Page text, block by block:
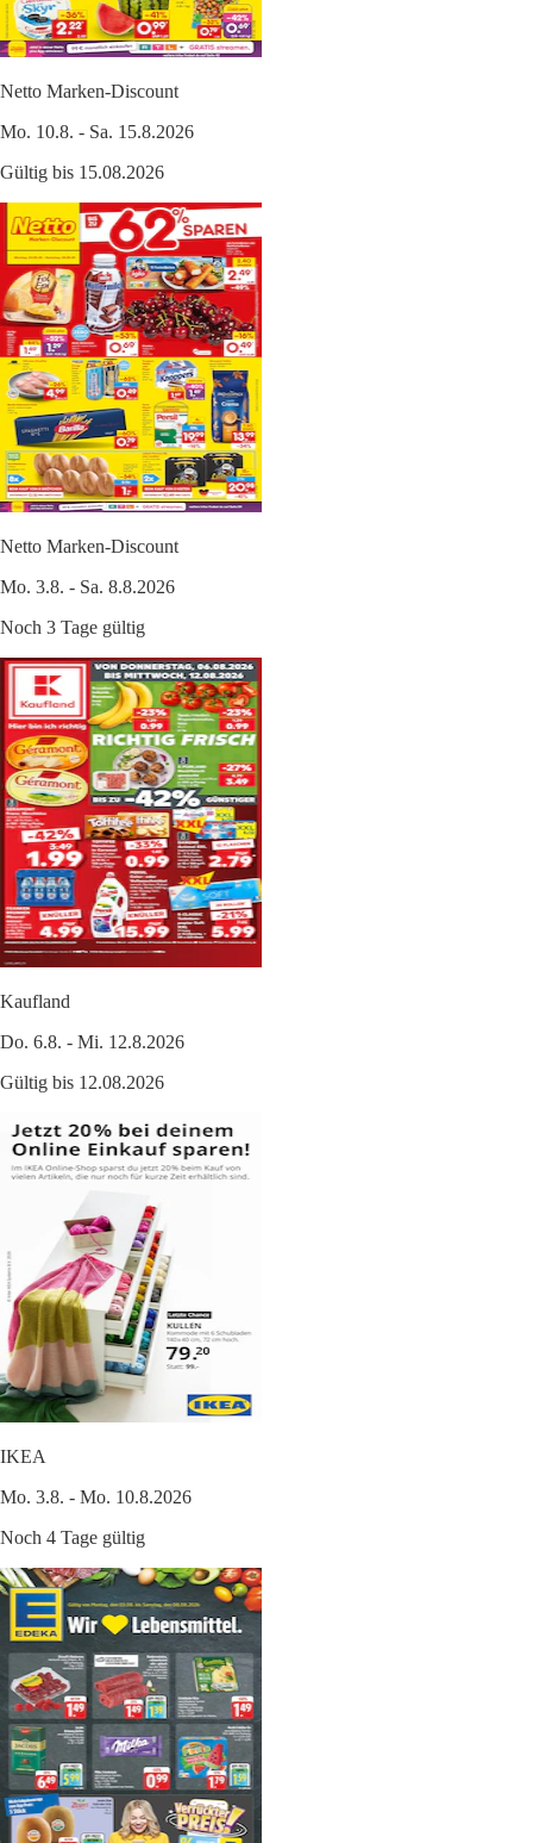
Netto Marken-Discount
Mo. 10.8. - Sa. 15.8.2026
Gültig bis 15.08.2026
Netto Marken-Discount
Mo. 3.8. - Sa. 8.8.2026
Noch 3 Tage gültig
Kaufland
Do. 6.8. - Mi. 12.8.2026
Gültig bis 12.08.2026
IKEA
Mo. 3.8. - Mo. 10.8.2026
Noch 4 Tage gültig